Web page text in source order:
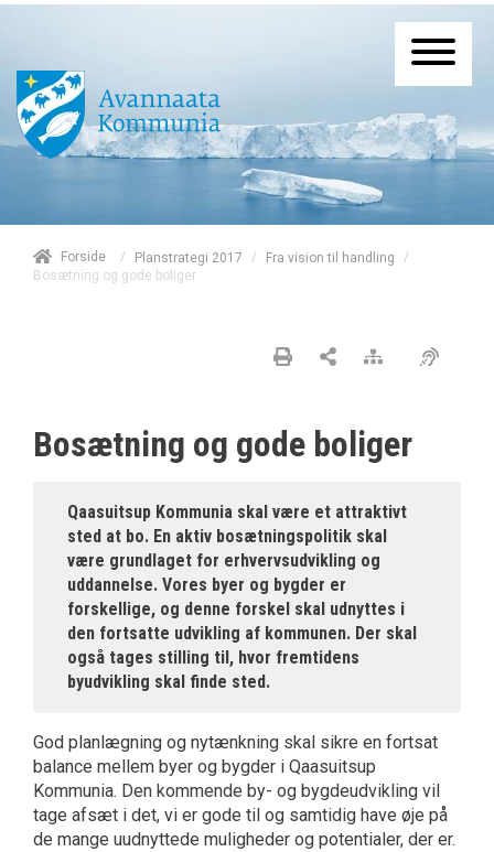
Forside / Planstrategi 2017 / Fra vision til handling
/
Bosætning og gode boliger
Bosætning og gode boliger
Qaasuitsup Kommunia skal være et attraktivt
sted at bo. En aktiv bosætningspolitik skal
være grundlaget for erhvervsudvikling og
uddannelse. Vores byer og bygder er
forskellige, og denne forskel skal udnyttes i
den fortsatte udvikling af kommunen. Der skal
også tages stilling til, hvor fremtidens
byudvikling skal finde sted.
God planlægning og nytænkning skal sikre en fortsat
balance mellem byer og bygder i Qaasuitsup
Kommunia. Den kommende by- og bygdeudvikling vil
tage afsæt i det, vi er gode til og samtidig have øje på
de mange uudnyttede muligheder og potentialer, der er.